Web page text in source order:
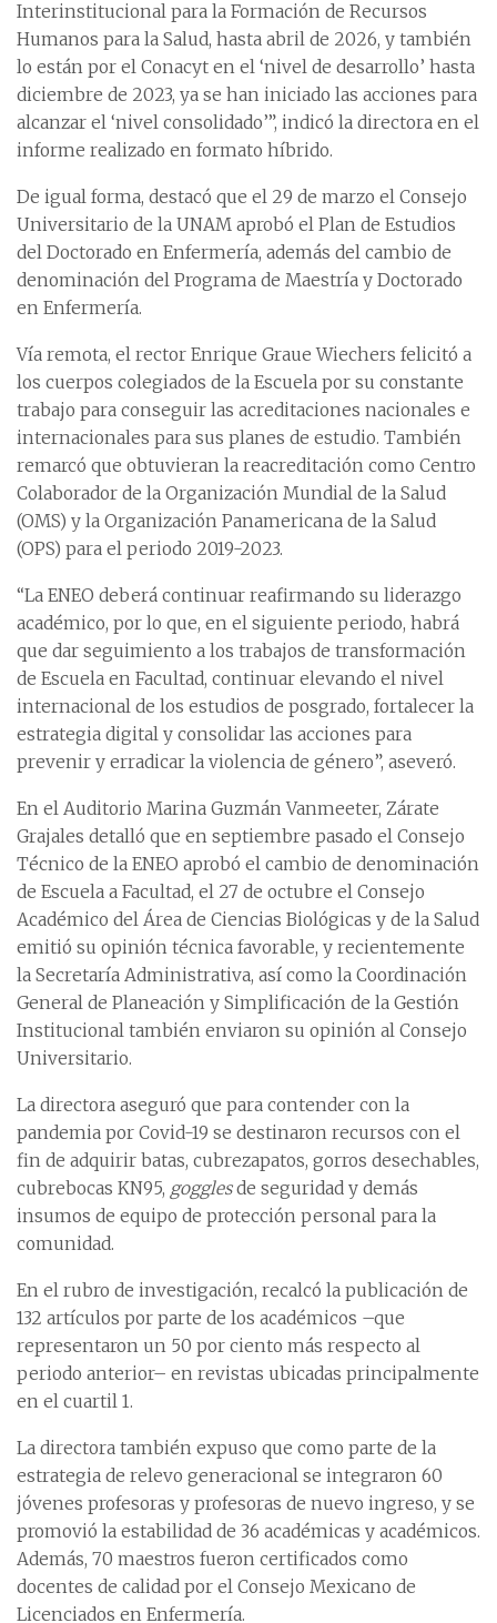
Interinstitucional para la Formación de Recursos
Humanos para la Salud, hasta abril de 2026, y también
lo están por el Conacyt en el ‘nivel de desarrollo’ hasta
diciembre de 2023, ya se han iniciado las acciones para
alcanzar el ‘nivel consolidado’”, indicó la directora en el
informe realizado en formato híbrido.
De igual forma, destacó que el 29 de marzo el Consejo
Universitario de la UNAM aprobó el Plan de Estudios
del Doctorado en Enfermería, además del cambio de
denominación del Programa de Maestría y Doctorado
en Enfermería.
Vía remota, el rector Enrique Graue Wiechers felicitó a
los cuerpos colegiados de la Escuela por su constante
trabajo para conseguir las acreditaciones nacionales e
internacionales para sus planes de estudio. También
remarcó que obtuvieran la reacreditación como Centro
Colaborador de la Organización Mundial de la Salud
(OMS) y la Organización Panamericana de la Salud
(OPS) para el periodo 2019-2023.
“La ENEO deberá continuar reafirmando su liderazgo
académico, por lo que, en el siguiente periodo, habrá
que dar seguimiento a los trabajos de transformación
de Escuela en Facultad, continuar elevando el nivel
internacional de los estudios de posgrado, fortalecer la
estrategia digital y consolidar las acciones para
prevenir y erradicar la violencia de género”, aseveró.
En el Auditorio Marina Guzmán Vanmeeter, Zárate
Grajales detalló que en septiembre pasado el Consejo
Técnico de la ENEO aprobó el cambio de denominación
de Escuela a Facultad, el 27 de octubre el Consejo
Académico del Área de Ciencias Biológicas y de la Salud
emitió su opinión técnica favorable, y recientemente
la Secretaría Administrativa, así como la Coordinación
General de Planeación y Simplificación de la Gestión
Institucional también enviaron su opinión al Consejo
Universitario.
La directora aseguró que para contender con la
pandemia por Covid-19 se destinaron recursos con el
fin de adquirir batas, cubrezapatos, gorros desechables,
cubrebocas KN95, gogglesde seguridad y demás
insumos de equipo de protección personal para la
comunidad.
En el rubro de investigación, recalcó la publicación de
132 artículos por parte de los académicos –que
representaron un 50 por ciento más respecto al
periodo anterior– en revistas ubicadas principalmente
en el cuartil 1.
La directora también expuso que como parte de la
estrategia de relevo generacional se integraron 60
jóvenes profesoras y profesoras de nuevo ingreso, y se
promovió la estabilidad de 36 académicas y académicos.
Además, 70 maestros fueron certificados como
docentes de calidad por el Consejo Mexicano de
Licenciados en Enfermería.